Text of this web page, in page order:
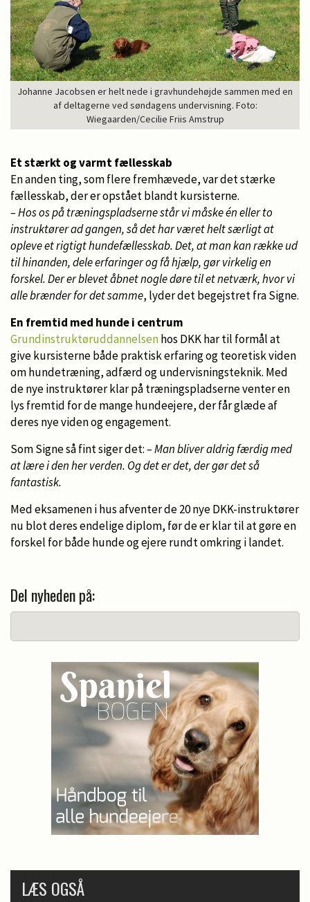
Johanne Jacobsen er helt nede i gravhundehøjde sammen med en
af deltagerne ved søndagens undervisning. Foto:
Wiegaarden/Cecilie Friis Amstrup
Et stærkt og varmt fællesskab
En anden ting, som flere fremhævede, var det stærke
fællesskab, der er opstået blandt kursisterne.
– Hos os på træningspladserne står vi måske én eller to
instruktører ad gangen, så det har været helt særligt at
opleve et rigtigt hundefællesskab. Det, at man kan række ud
til hinanden, dele erfaringer og få hjælp, gør virkelig en
forskel. Der er blevet åbnet nogle døre til et netværk, hvor vi
alle brænder for det samme, lyder det begejstret fra Signe.
En fremtid med hunde i centrum
Grundinstruktøruddannelsenhos DKK har til formål at
give kursisterne både praktisk erfaring og teoretisk viden
om hundetræning, adfærd og undervisningsteknik. Med
de nye instruktører klar på træningspladserne venter en
lys fremtid for de mange hundeejere, der får glæde af
deres nye viden og engagement.
Som Signe så fint siger det:– Man bliver aldrig færdig med
at lære i den her verden. Og det er det, der gør det så
fantastisk.
Med eksamenen i hus afventer de 20 nye DKK-instruktører
nu blot deres endelige diplom, før de er klar til at gøre en
forskel for både hunde og ejere rundt omkring i landet.
Del nyheden på:
LÆS OGSÅ